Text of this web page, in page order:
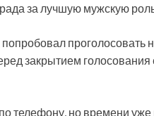
за лучшую мужскую
попробовал
закрытием
телефону, но времени уже